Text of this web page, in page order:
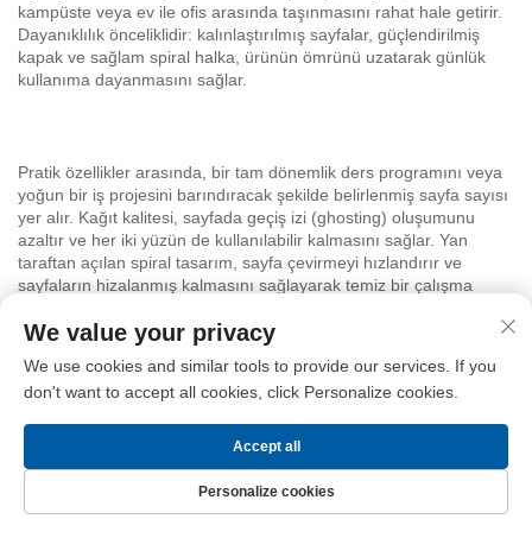
kampüste veya ev ile ofis arasında taşınmasını rahat hale getirir.
Dayanıklılık önceliklidir: kalınlaştırılmış sayfalar, güçlendirilmiş
kapak ve sağlam spiral halka, ürünün ömrünü uzatarak günlük
kullanıma dayanmasını sağlar.
Pratik özellikler arasında, bir tam dönemlik ders programını veya
yoğun bir iş projesini barındıracak şekilde belirlenmiş sayfa sayısı
yer alır. Kağıt kalitesi, sayfada geçiş izi (ghosting) oluşumunu
azaltır ve her iki yüzün de kullanılabilir kalmasını sağlar. Yan
taraftan açılan spiral tasarım, sayfa çevirmeyi hızlandırır ve
sayfaların hizalanmış kalmasını sağlayarak temiz bir çalışma
düşünceli ve pratik bir hediyedir. Üniversiteye başlayan bir
tutmayı seven bir arkadaşınıza verdiğinizde, ilk günden itibaren
kullanışlıdır. Hediye veren kişiler, defterin kullanıma hazır olması
ve estetik bir şekilde sunulması nedeniyle memnuniyet duyar.
Paketleme basit ve koruyucudur; bu sayede defter, iyi bir
durumda ulaşır.
We value your privacy
We use cookies and similar tools to provide our services. If you
don't want to accept all cookies, click Personalize cookies.
Personalize cookies
Accept all